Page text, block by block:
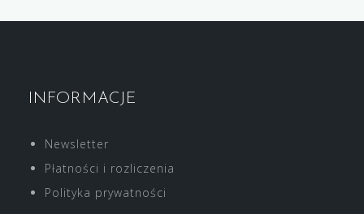
INFORMACJE
Newsletter
Płatności i rozliczenia
Polityka prywatności